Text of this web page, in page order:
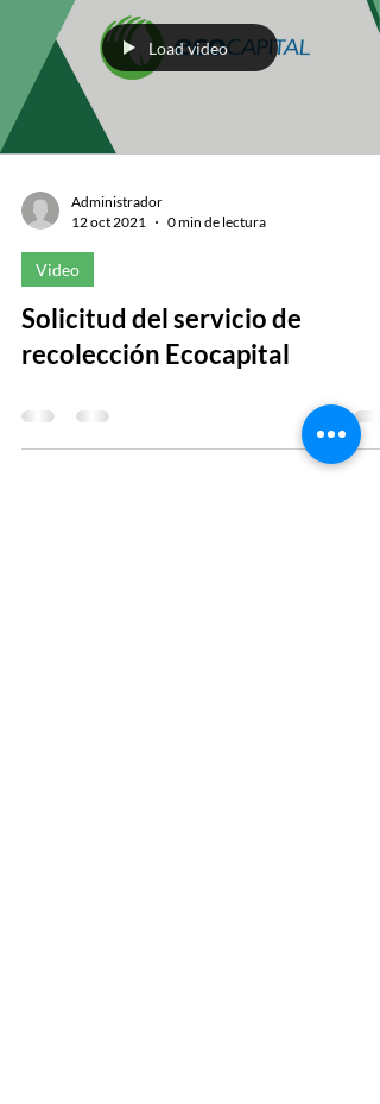
Load video
Administrador
12 oct 2021
0 min de lectura
Video
Solicitud del servicio de
recolección Ecocapital